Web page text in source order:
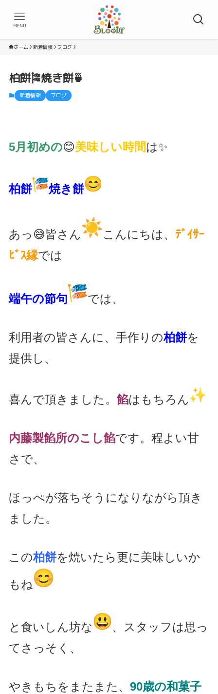
MENU
ホーム 新着情報 ブログ
柏餅🎏焼き餅🍵
新着情報 ブログ
5月初めの😊美味しい時間は✨
柏餅 焼き餅
あっ😅皆さん こんにちは、 ﾃﾞｲｻｰ
ﾋﾞｽ縁では
端午の節句 では、
利用者の皆さんに、 手作りの柏餅を
提供し、
喜んで頂きました。 餡はもちろん
内藤製餡所のこし餡です。程よい甘
さで、
ほっぺが落ちそうになりながら頂き
ました。
この柏餅を焼いたら更に美味しいか
もね
と食いしん坊な 、
スタッフは思っ
てさっそく、
やきもちをまたまた、 90歳の和菓子